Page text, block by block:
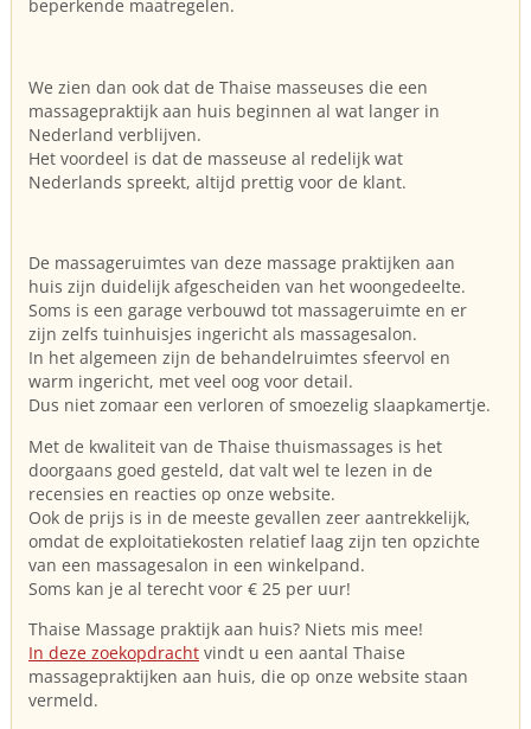
beperkende maatregelen.
We zien dan ook dat de Thaise masseuses die een
massagepraktijk aan huis beginnen al wat langer in
Nederland verblijven.
Het voordeel is dat de masseuse al redelijk wat
Nederlands spreekt, altijd prettig voor de klant.
De massageruimtes van deze massage praktijken aan
huis zijn duidelijk afgescheiden van het woongedeelte.
Soms is een garage verbouwd tot massageruimte en er
zijn zelfs tuinhuisjes ingericht als massagesalon.
In het algemeen zijn de behandelruimtes sfeervol en
warm ingericht, met veel oog voor detail.
Dus niet zomaar een verloren of smoezelig slaapkamertje.
Met de kwaliteit van de Thaise thuismassages is het
doorgaans goed gesteld, dat valt wel te lezen in de
recensies en reacties op onze website.
Ook de prijs is in de meeste gevallen zeer aantrekkelijk,
omdat de exploitatiekosten relatief laag zijn ten opzichte
van een massagesalon in een winkelpand.
Soms kan je al terecht voor € 25 per uur!
Thaise Massage praktijk aan huis? Niets mis mee!
In deze zoekopdracht vindt u een aantal Thaise
massagepraktijken aan huis, die op onze website staan
vermeld.